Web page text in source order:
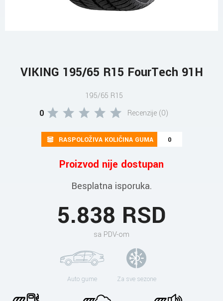
VIKING 195/65 R15 FourTech 91H
195/65 R15
0 Recenzije (0)
RASPOLOŽIVA KOLIČINA GUMA 0
Proizvod nije dostupan
Besplatna isporuka.
5.838 RSD
sa PDV-om
Auto gume Za sve sezone